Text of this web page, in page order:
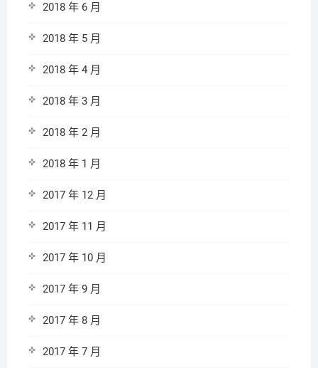
2018 年 6 月
2018 年 5 月
2018 年 4 月
2018 年 3 月
2018 年 2 月
2018 年 1 月
2017 年 12 月
2017 年 11 月
2017 年 10 月
2017 年 9 月
2017 年 8 月
2017 年 7 月